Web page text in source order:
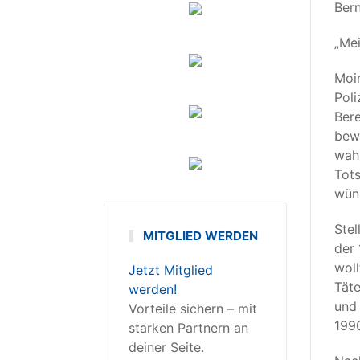
der
MITGLIED WERDEN
Jetzt Mitglied
werden!
Vorteile sichern – mit
starken Partnern an
deiner Seite.